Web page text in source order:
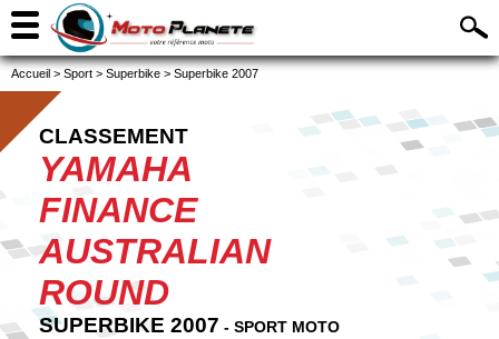
Accueil > Sport > Superbike > Superbike 2007
CLASSEMENT
YAMAHA
FINANCE
AUSTRALIAN
ROUND
SUPERBIKE 2007 - SPORT MOTO